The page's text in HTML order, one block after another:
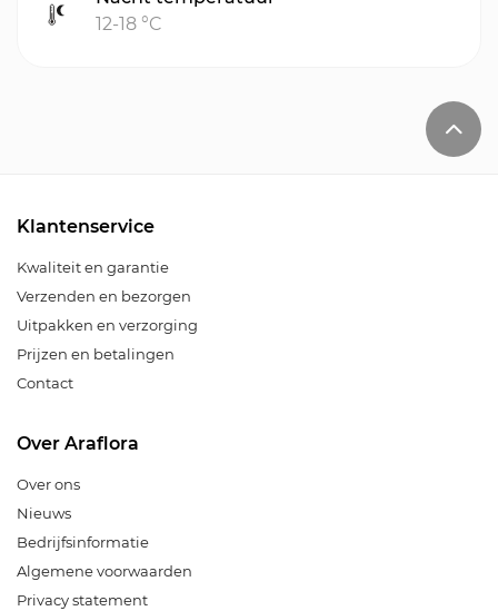
12-18 °C
Klantenservice
Kwaliteit en garantie
Verzenden en bezorgen
Uitpakken en verzorging
Prijzen en betalingen
Contact
Over Araflora
Over ons
Nieuws
Bedrijfsinformatie
Algemene voorwaarden
Privacy statement